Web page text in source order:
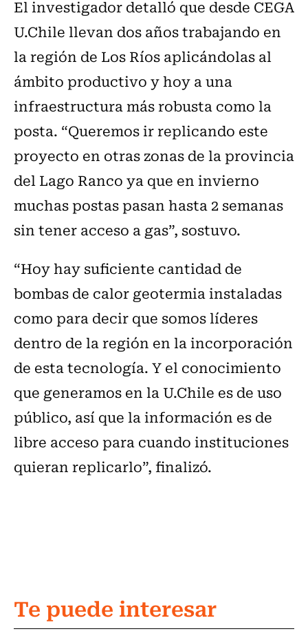
El investigador detalló que desde CEGA
U.Chile llevan dos años trabajando en
la región de Los Ríos aplicándolas al
ámbito productivo y hoy a una
infraestructura más robusta como la
posta. “Queremos ir replicando este
proyecto en otras zonas de la provincia
del Lago Ranco ya que en invierno
muchas postas pasan hasta 2 semanas
sin tener acceso a gas”, sostuvo.
“Hoy hay suficiente cantidad de
bombas de calor geotermia instaladas
como para decir que somos líderes
dentro de la región en la incorporación
de esta tecnología. Y el conocimiento
que generamos en la U.Chile es de uso
público, así que la información es de
libre acceso para cuando instituciones
quieran replicarlo”, finalizó.
Te puede interesar